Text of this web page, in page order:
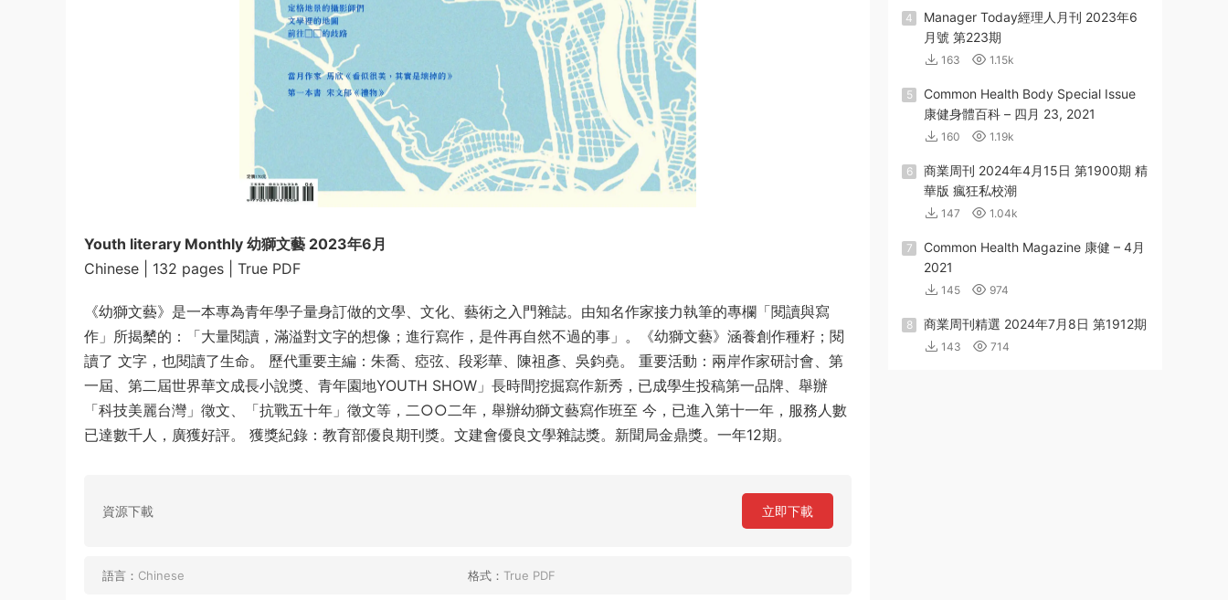
Youth literary Monthly 幼獅文藝 2023年6月
Chinese | 132 pages | True PDF
《幼獅文藝》是一本專為青年學子量身訂做的文學、文化、藝術之入門雜誌。由知名作家接力執筆的專欄「閱讀與寫
作」所揭櫫的：「大量閱讀，滿溢對文字的想像；進行寫作，是件再自然不過的事」。《幼獅文藝》涵養創作種籽；閱
讀了 文字，也閱讀了生命。 歷代重要主編：朱喬、瘂弦、段彩華、陳祖彥、吳鈞堯。 重要活動：兩岸作家研討會、第
一屆、第二屆世界華文成長小說獎、青年園地YOUTH SHOW」長時間挖掘寫作新秀，已成學生投稿第一品牌、舉辦
「科技美麗台灣」徵文、「抗戰五十年」徵文等，二○○二年，舉辦幼獅文藝寫作班至 今，已進入第十一年，服務人數
已達數千人，廣獲好評。 獲獎紀錄：教育部優良期刊獎。文建會優良文學雜誌獎。新聞局金鼎獎。一年12期。
資源下載 立即下載
語言： Chinese 格式： True PDF
4
Manager Today經理人月刊 2023年6
月號 第223期
163 1.15k
5
Common Health Body Special Issue
康健身體百科 – 四月 23, 2021
160 1.19k
6
商業周刊 2024年4月15日 第1900期 精
華版 瘋狂私校潮
147 1.04k
7
Common Health Magazine 康健 – 4月
2021
145 974
8 商業周刊精選 2024年7月8日 第1912期
143 714